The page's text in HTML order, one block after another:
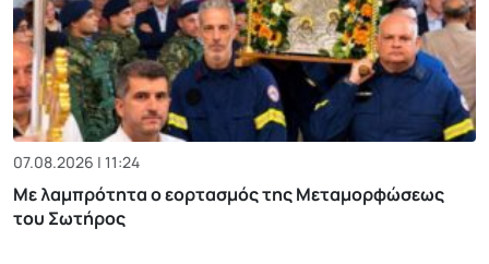
07.08.2026 | 11:24
Με λαμπρότητα ο εορτασμός της Μεταμορφώσεως
του Σωτήρος